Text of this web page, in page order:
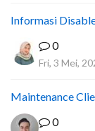
Informasi
0
Fri, 3 Mei,
Maintenance
0